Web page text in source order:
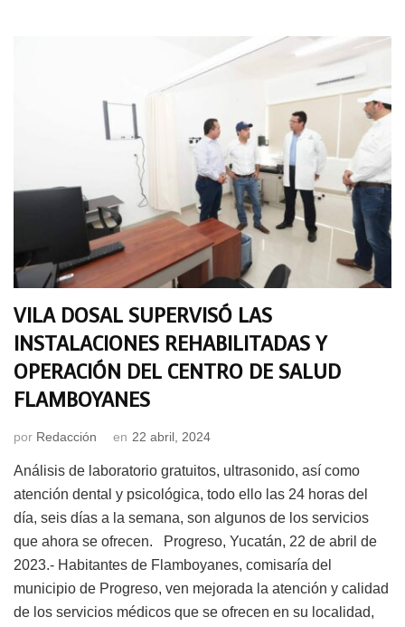
VILA DOSAL SUPERVISÓ LAS
INSTALACIONES REHABILITADAS Y
OPERACIÓN DEL CENTRO DE SALUD
FLAMBOYANES
por Redacción en 22 abril, 2024
Análisis de laboratorio gratuitos, ultrasonido, así como
atención dental y psicológica, todo ello las 24 horas del
día, seis días a la semana, son algunos de los servicios
que ahora se ofrecen. Progreso, Yucatán, 22 de abril de
2023.- Habitantes de Flamboyanes, comisaría del
municipio de Progreso, ven mejorada la atención y calidad
de los servicios médicos que se ofrecen en su localidad,